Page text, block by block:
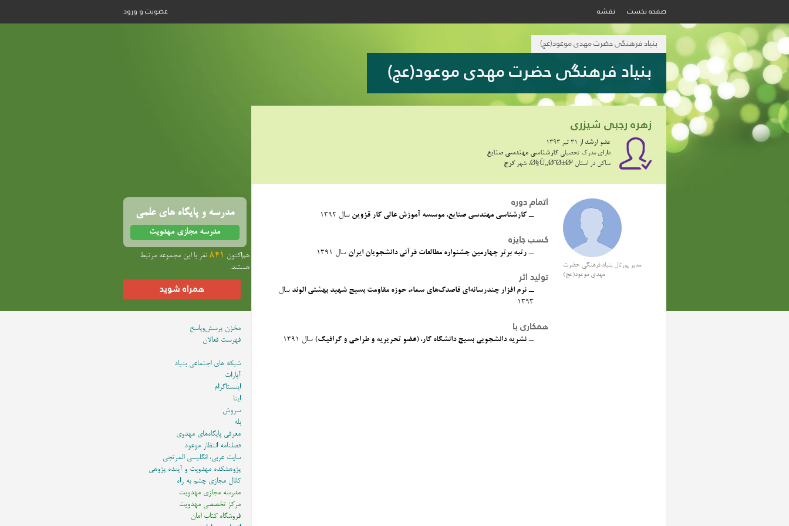
صفحه نخست نقشه عضویت و ورود
بنیاد فرهنگی حضرت مهدی موعود(عج)
بنیاد فرهنگی حضرت مهدی موعود(عج)
مدرسه و پایگاه های علمی
مدرسه مجازی مهدویت
هم‌اکنون 841 نفر با این مجموعه مرتبط
هستند.
همراه شوید
مخزن پرسش‌وپاسخ
فهرست فعالان
شبکه های اجتماعی بنیاد
آپارات
اینستاگرام
ایتا
سروش
بله
معرفی پایگاه‌های مهدوی
فصلنامه انتظار موعود
سایت عربی، انگلیسی المرتجی
پژوهشکده مهدویت و آینده پژوهی
کانال مجازی چشم به راه
مدرسه مجازی مهدویت
مرکز تخصصی مهدویت
فروشگاه کتاب امان
زهره رجبی شیزری
عضوارشد از 31 تیر 1393
دارای مدرک تحصیلی کارشناسی مهندسی صنایع
ساکن در استانØ§Ù„Ø¨Ø±Ø²، شهرکرج
اتمام دوره
ــکارشناسی مهندسی صنایع، موسسه آموزش عالی کار قزوین سال 1392
کسب جایزه
ــرتبه برتر چهارمین جشنواره مطالعات قرآنی دانشجویان ایران سال 1391
تولید اثر
ــنرم افزار چندرسانه‌ای قاصدک‌های سماء، حوزه مقاومت بسیج شهید بهشتی الوند سال
1393
همکاری با
ــنشریه دانشجویی بسیج دانشگاه کار، (عضو تحریریه و طراحی و گرافیک) سال 1391
مدیر پورتال بنیاد فرهنگی حضرت
مهدی موعود(عج)